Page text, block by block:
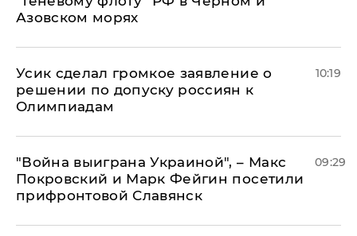
Азовском морях
Усик сделал громкое заявление о
решении по допуску россиян к
Олимпиадам
10:19
"Война выиграна Украиной", – Макс
Покровский и Марк Фейгин посетили
прифронтовой Славянск
09:29